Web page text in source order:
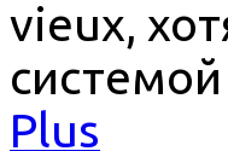
vieux,
Plus